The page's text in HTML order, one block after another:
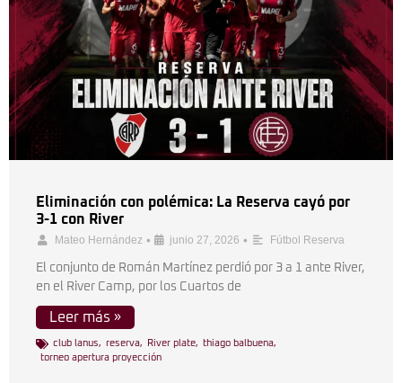
Eliminación con polémica: La Reserva cayó por
3-1 con River
Mateo Hernández • junio 27, 2026 • Fútbol Reserva
El conjunto de Román Martínez perdió por 3 a 1 ante River,
en el River Camp, por los Cuartos de
Leer más »
club lanus, reserva, River plate, thiago balbuena,
torneo apertura proyección